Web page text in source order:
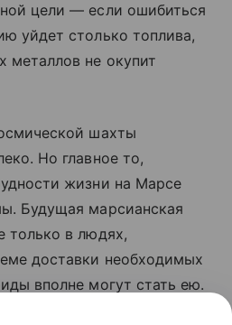
цели — если ошибиться
уйдет столько топлива,
металлов не окупит
шахты
Но главное то,
жизни на Марсе
Будущая марсианская
только в людях,
доставки необходимых
вполне могут стать ею.